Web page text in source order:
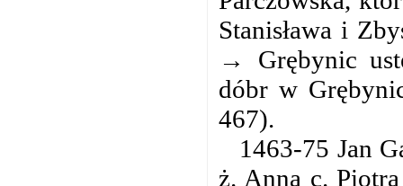
Stanisława i
→ Grębynic
dóbr w
467).
1463-75 Jan
ż. Anna c.